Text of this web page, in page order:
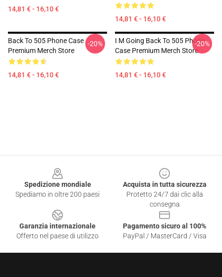
14,81 € - 16,10 €
14,81 € - 16,10 €
Back To 505 Phone Case
Premium Merch Store
14,81 € - 16,10 €
-20%
I M Going Back To 505 Phone
Case Premium Merch Store
14,81 € - 16,10 €
-20%
Spedizione mondiale
Spediamo in oltre 200 paesi
Acquista in tutta sicurezza
Protetto 24/7 dai clic alla
consegna
Garanzia internazionale
Offerto nel paese di utilizzo
Pagamento sicuro al 100%
PayPal / MasterCard / Visa